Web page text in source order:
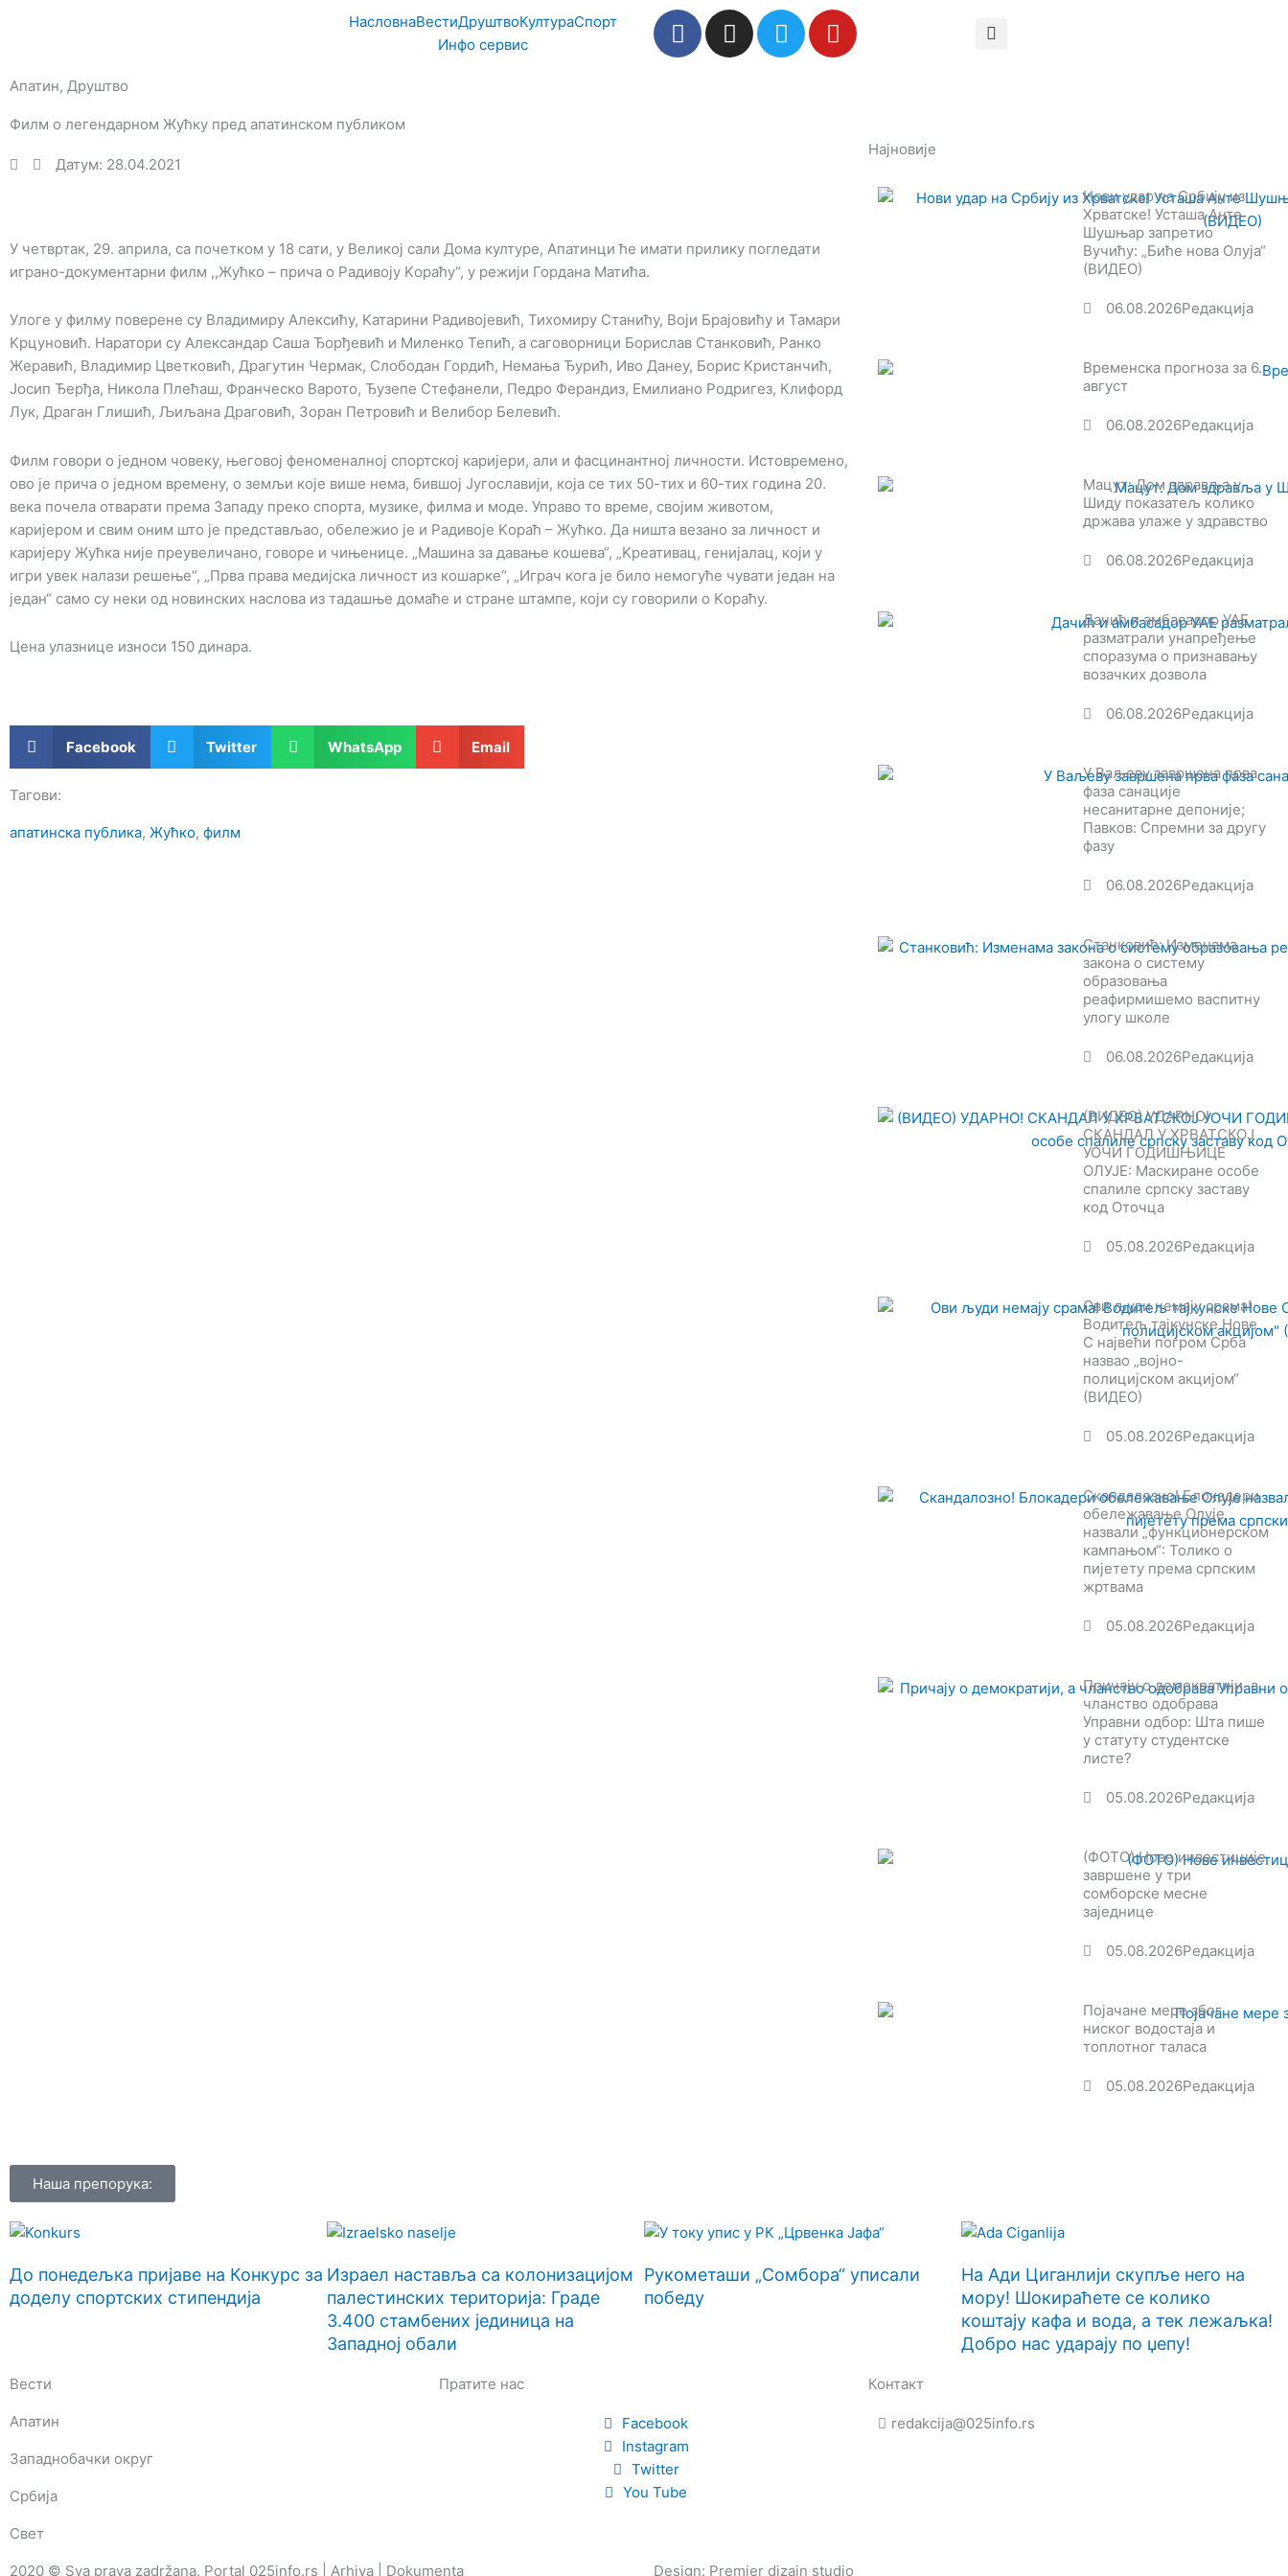
НасловнаВестиДруштвоКултураСпорт
Инфо сервис
F
a
I
n
T
w
Y
o
Апатин, Друштво
Филм о легендарном Жућку пред апатинском публиком
Датум: 28.04.2021
У четвртак, 29. априла, са почетком у 18 сати, у Великој сали Дома културе, Апатинци ће имати прилику погледати
играно-документарни филм ,,Жућко – прича о Радивоју Kораћу“, у режији Гордана Матића.
Улоге у филму поверене су Владимиру Алексићу, Kатарини Радивојевић, Тихомиру Станићу, Воји Брајовићу и Тамари
Kрцуновић. Наратори су Александар Саша Ђорђевић и Миленко Тепић, а саговорници Борислав Станковић, Ранко
Жеравић, Владимир Цветковић, Драгутин Чермак, Слободан Гордић, Немања Ђурић, Иво Данеу, Борис Kристанчић,
Јосип Ђерђа, Никола Плећаш, Франческо Варото, Ђузепе Стефанели, Педро Ферандиз, Емилиано Родригез, Клифорд
Лyк, Драган Глишић, Љиљана Драговић, Зоран Петровић и Велибор Белевић.
Филм говори о једном човеку, његовој феноменалној спортској каријери, али и фасцинантној личности. Истовремено,
ово је прича о једном времену, о земљи које више нема, бившој Југославији, која се тих 50-тих и 60-тих година 20.
века почела отварати према Западу преко спорта, музике, филма и моде. Управо то време, својим животом,
каријером и свим оним што је представљао, обележио је и Радивоје Kораћ – Жућко. Да ништа везано за личност и
каријеру Жућка није преувеличано, говоре и чињенице. „Машина за давање кошева“, „Kреативац, генијалац, који у
игри увек налази решење“, „Прва права медијска личност из кошарке“, „Играч кога је било немогуће чувати један на
један“ само су неки од новинских наслова из тадашње домаће и стране штампе, који су говорили о Kораћу.
Цена улазнице износи 150 динара.
Facebook Twitter WhatsApp Email
Тагови:
апатинска публика, Жућко, филм
Најновије
Нови удар на Србију из
Хрватске! Усташа Анте
Шушњар запретио
Вучићу: „Биће нова Олуја“
(ВИДЕО)
06.08.2026Редакција
Временска прогноза за 6.
август
06.08.2026Редакција
Мацут: Дом здравља у
Шиду показатељ колико
држава улаже у здравство
06.08.2026Редакција
Дачић и амбасадор УАЕ
разматрали унапређење
споразума о признавању
возачких дозвола
06.08.2026Редакција
У Ваљеву завршена прва
фаза санације
несанитарне депоније;
Павков: Спремни за другу
фазу
06.08.2026Редакција
Станковић: Изменама
закона о систему
образовања
реафирмишемо васпитну
улогу школе
06.08.2026Редакција
(ВИДЕО) УДАРНО!
СКАНДАЛ У ХРВАТСКОЈ
УОЧИ ГОДИШЊИЦЕ
ОЛУЈЕ: Маскиране особе
спалиле српску заставу
код Оточца
05.08.2026Редакција
Ови људи немају срама!
Водитељ тајкунске Нове
С највећи погром Срба
назвао „војно-
полицијском акцијом“
(ВИДЕО)
05.08.2026Редакција
Скандалозно! Блокадери
обележавање Олује
назвали „функционерском
кампањом“: Толико о
пијетету према српским
жртвама
05.08.2026Редакција
Причају о демократији, а
чланство одобрава
Управни одбор: Шта пише
у статуту студентске
листе?
05.08.2026Редакција
(ФОТО) Нове инвестиције
завршене у три
сомборске месне
заједнице
05.08.2026Редакција
Појачане мере због
ниског водостаја и
топлотног таласа
05.08.2026Редакција
Наша препорука:
До понедељка пријаве на Конкурс за
доделу спортских стипендија
Израел наставља са колонизацијом
палестинских територија: Граде
3.400 стамбених јединица на
Западној обали
Рукометаши „Сомбора“ уписали
победу
На Ади Циганлији скупље него на
мору! Шокираћете се колико
коштају кафа и вода, а тек лежаљка!
Добро нас ударају по џепу!
Вести
Апатин
Западнобачки округ
Србија
Свет
Пратите нас
Facebook
Instagram
Twitter
You Tube
Контакт
redakcija@025info.rs
2020 © Sva prava zadržana. Portal 025info.rs | Arhiva Dokumenta Design: Premier dizajn studio